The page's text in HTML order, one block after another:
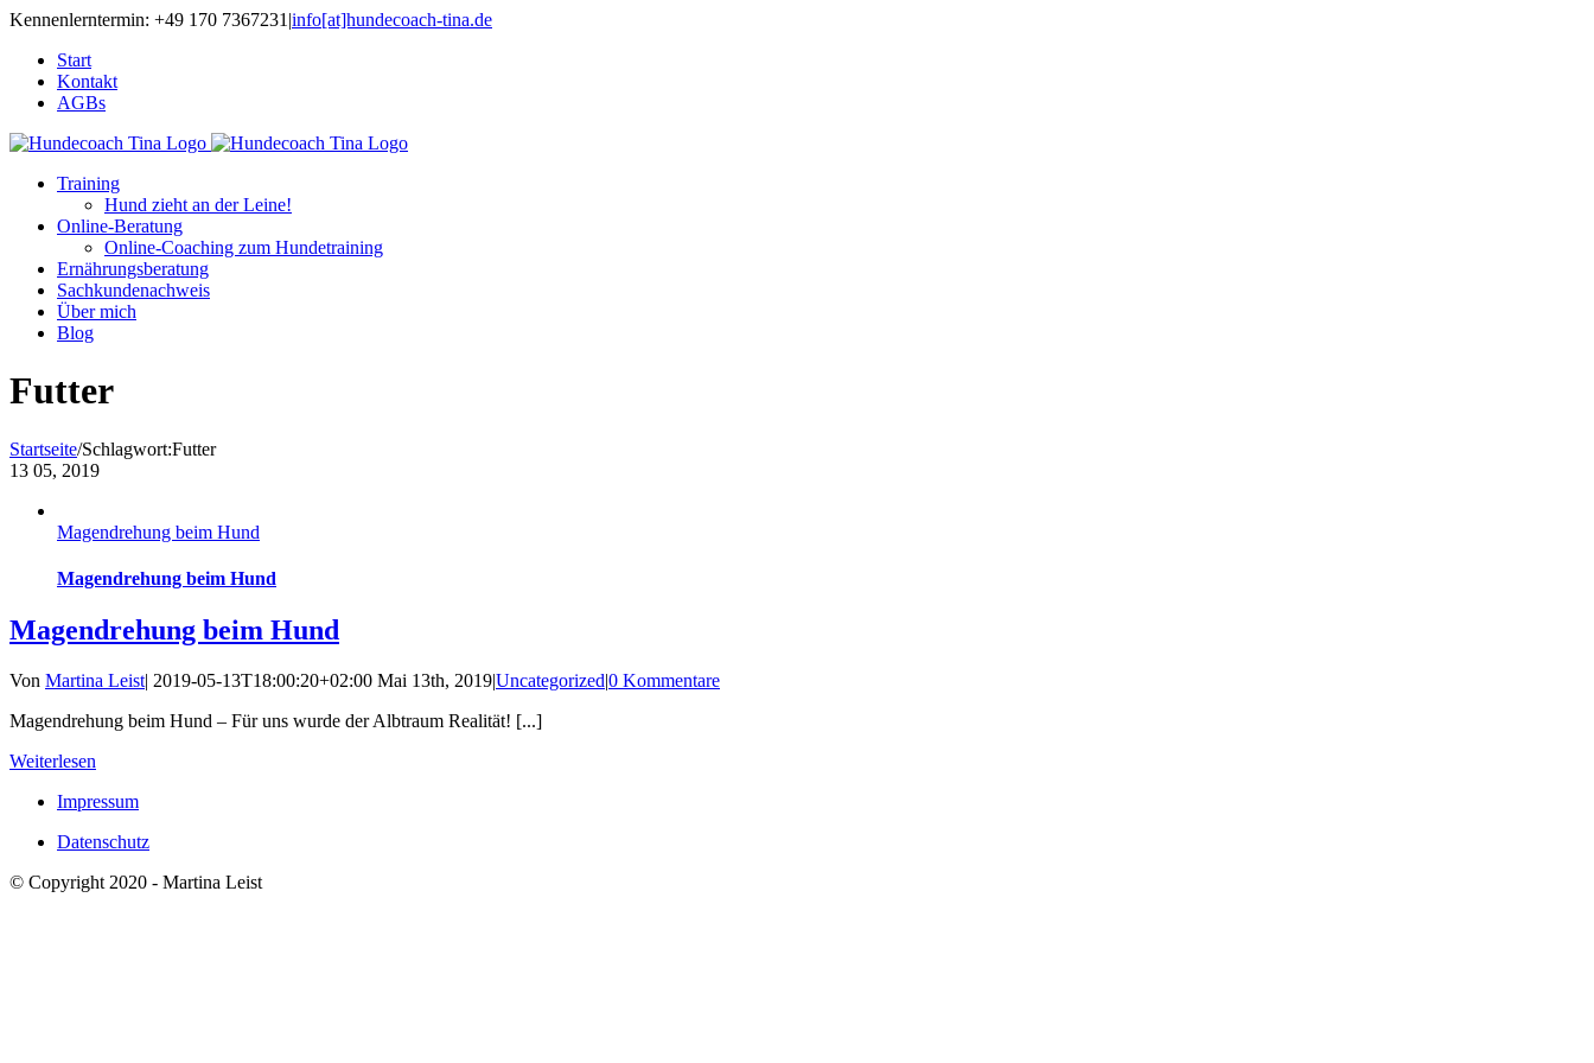
Kennenlerntermin: +49 170 7367231 |info[at]hundecoach-tina.de
Start
Kontakt
AGBs
Training
Hund zieht an der Leine!
Online-Beratung
Online-Coaching zum Hundetraining
Ernährungsberatung
Sachkundenachweis
Über mich
Blog
Futter
Startseite/Schlagwort:Futter
13 05, 2019
Magendrehung beim Hund
Magendrehung beim Hund
Magendrehung beim Hund
Von Martina Leist| 2019-05-13T18:00:20+02:00 Mai 13th, 2019|Uncategorized|0 Kommentare
Magendrehung beim Hund – Für uns wurde der Albtraum Realität! [...]
Weiterlesen
Impressum
Datenschutz
© Copyright 2020 - Martina Leist